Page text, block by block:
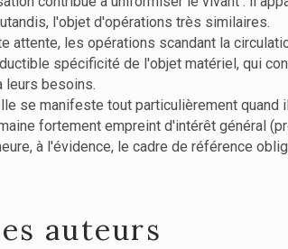
l'objet d'opérations très similaires.
attente, les opérations scandant la
spécificité de l'objet matériel, qui
leurs besoins.
se manifeste tout particulièrement
fortement empreint d'intérêt général
à l'évidence, le cadre de référence
auteurs